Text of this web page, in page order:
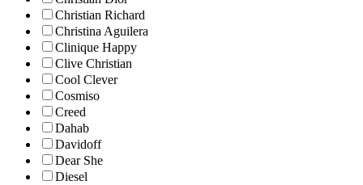
Christian Richard
Christina Aguilera
Clinique Happy
Clive Christian
Cool Clever
Cosmiso
Creed
Dahab
Davidoff
Dear She
Diesel